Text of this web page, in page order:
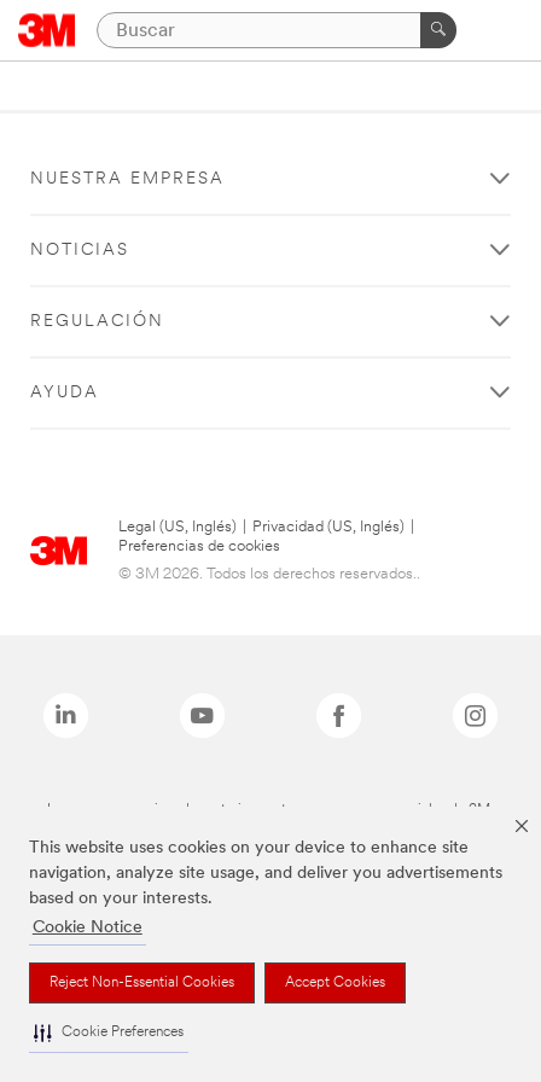
This website uses cookies on your device to enhance site
navigation, analyze site usage, and deliver you advertisements
based on your interests.
Cookie Notice
Reject Non-Essential Cookies Accept Cookies
Cookie Preferences
NUESTRA EMPRESA
NOTICIAS
REGULACIÓN
AYUDA
Legal (US, Inglés) Privacidad (US, Inglés)
Preferencias de cookies
© 3M 2026. Todos los derechos reservados..
Las marcas mencionadas anteriormente son marcas comerciales de 3M.